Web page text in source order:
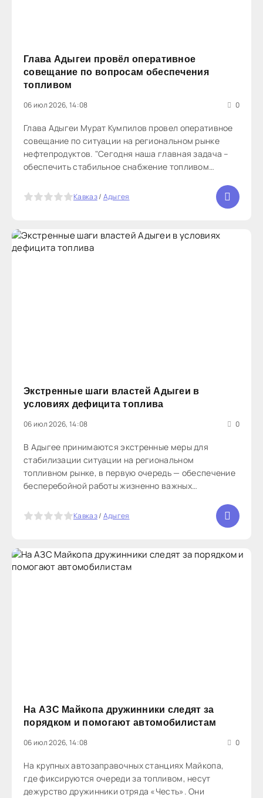
Глава Адыгеи провёл оперативное
совещание по вопросам обеспечения
топливом
06 июл 2026, 14:08
0
Глава Адыгеи Мурат Кумпилов провел оперативное
совещание по ситуации на региональном рынке
нефтепродуктов. "Сегодня наша главная задача –
обеспечить стабильное снабжение топливом
жизненно важных служб. Мы находимся в
Кавказ/ Адыгея
Экстренные шаги властей Адыгеи в
условиях дефицита топлива
06 июл 2026, 14:08
0
В Адыгее принимаются экстренные меры для
стабилизации ситуации на региональном
топливном рынке, в первую очередь — обеспечение
бесперебойной работы жизненно важных
помощь, МЧС и правоохранительные органы,
полностью обеспечены дизельным топливом, а для
Кавказ/ Адыгея
На АЗС Майкопа дружинники следят за
порядком и помогают автомобилистам
06 июл 2026, 14:08
0
На крупных автозаправочных станциях Майкопа,
где фиксируются очереди за топливом, несут
дежурство дружинники отряда «Честь». Они